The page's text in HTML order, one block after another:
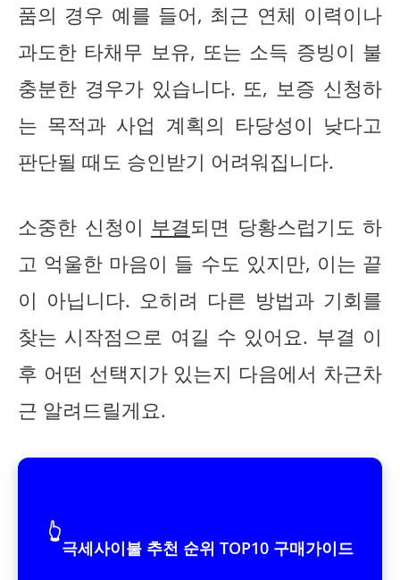
품의 경우 예를 들어, 최근 연체 이력이나
과도한 타채무 보유, 또는 소득 증빙이 불
충분한 경우가 있습니다. 또, 보증 신청하
는 목적과 사업 계획의 타당성이 낮다고
판단될 때도 승인받기 어려워집니다.
소중한 신청이 부결되면 당황스럽기도 하
고 억울한 마음이 들 수도 있지만, 이는 끝
이 아닙니다. 오히려 다른 방법과 기회를
찾는 시작점으로 여길 수 있어요. 부결 이
후 어떤 선택지가 있는지 다음에서 차근차
근 알려드릴게요.
👆
극세사이불 추천 순위 TOP10 구매가이드